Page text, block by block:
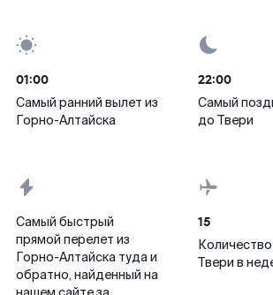
01:00
Самый ранний вылет из
Горно-Алтайска
22:00
Самый
до Твери
Самый быстрый
прямой перелет из
Горно-Алтайска туда и
обратно, найденный на
15
Твери в